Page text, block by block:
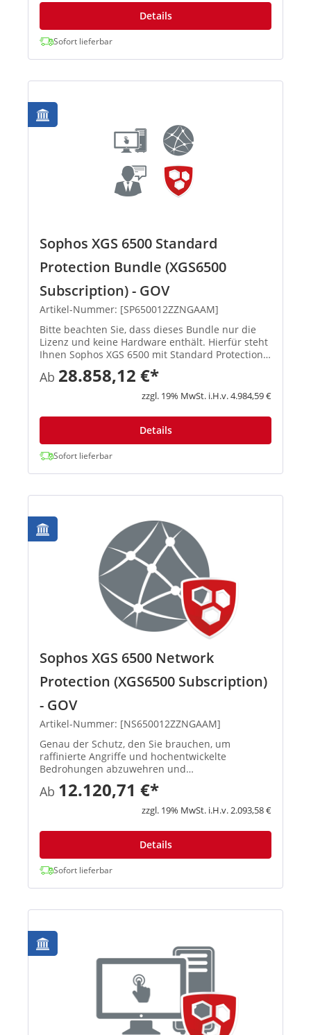
Details
Sofort lieferbar
Sophos XGS 6500 Standard
Protection Bundle (XGS6500
Subscription) - GOV
Artikel-Nummer: [SP650012ZZNGAAM]
Bitte beachten Sie, dass dieses Bundle nur die
Lizenz und keine Hardware enthält. Hierfür steht
Ihnen Sophos XGS 6500 mit Standard Protection
zur Verfügung. In Standard Protection Bundle
enthalten Network...
Ab 28.858,12 €*
zzgl. 19% MwSt. i.H.v. 4.984,59 €
Details
Sofort lieferbar
Sophos XGS 6500 Network
Protection (XGS6500 Subscription)
- GOV
Artikel-Nummer: [NS650012ZZNGAAM]
Genau der Schutz, den Sie brauchen, um
raffinierte Angriffe und hochentwickelte
Bedrohungen abzuwehren und
vertrauenswürdigen Benutzern einen sicheren
Zugriff auf Ihr Netzwerk zu ermöglichen. Next-
Gen Intrusion Prevention System Bietet
Ab 12.120,71 €*
zzgl. 19% MwSt. i.H.v. 2.093,58 €
Details
Sofort lieferbar